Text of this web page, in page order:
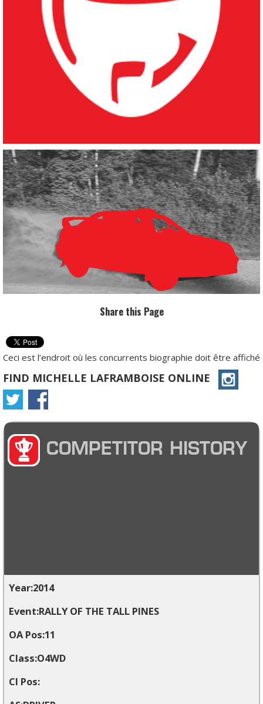
Share this Page
Ceci est l’endroit où les concurrents biographie doit être affiché
FIND MICHELLE LAFRAMBOISE ONLINE
COMPETITOR HISTORY
2014
RALLY OF THE TALL PINES
11
O4WD